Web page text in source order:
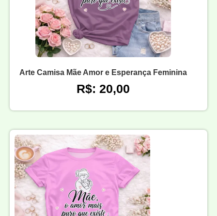
Arte Camisa Mãe Amor e Esperança Feminina
R$: 20,00